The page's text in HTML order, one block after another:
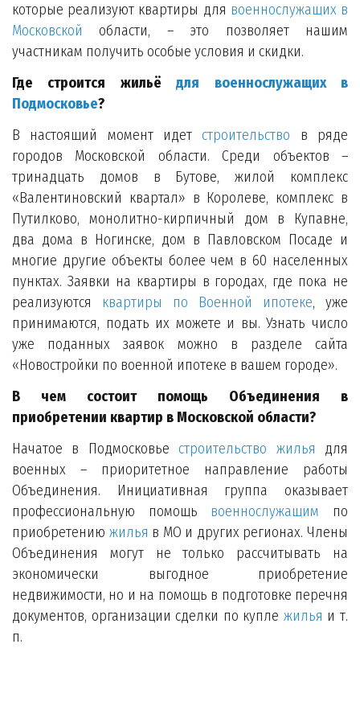
которые реализуют квартиры для военнослужащих в
Московской области, – это позволяет нашим
участникам получить особые условия и скидки.
Где строится жильёдля военнослужащих в
Подмосковье?
В настоящий момент идет строительство в ряде
городов Московской области. Среди объектов –
тринадцать домов в Бутове, жилой комплекс
«Валентиновский квартал» в Королеве, комплекс в
Путилково, монолитно-кирпичный дом в Купавне,
два дома в Ногинске, дом в Павловском Посаде и
многие другие объекты более чем в 60 населенных
пунктах. Заявки на квартиры в городах, где пока не
реализуются квартиры по Военной ипотеке, уже
принимаются, подать их можете и вы. Узнать число
уже поданных заявок можно в разделе сайта
«Новостройки по военной ипотеке в вашем городе».
В чем состоит помощь Объединения в
приобретении квартир в Московской области?
Начатое в Подмосковье строительство жилья для
военных – приоритетное направление работы
Объединения. Инициативная группа оказывает
профессиональную помощь военнослужащим по
приобретению жилья в МО и других регионах. Члены
Объединения могут не только рассчитывать на
экономически выгодное приобретение
недвижимости, но и на помощь в подготовке перечня
документов, организации сделки по купле жилья и т.
п.